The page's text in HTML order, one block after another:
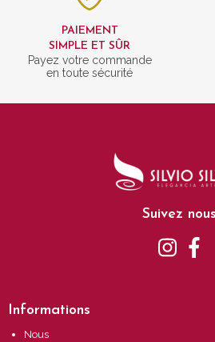
PAIEMENT
SIMPLE ET SÛR
Payez votre commande
en toute sécurité
Suivez nous
Informations
Nous